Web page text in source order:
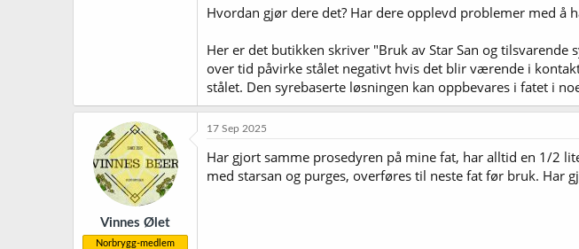
Hvordan gjør dere det? Har dere opplevd problemer med å
Her er det butikken skriver "Bruk av Star San og
over tid påvirke stålet negativt hvis det blir værende i
stålet. Den syrebaserte løsningen kan oppbevares i fatet i
Vinnes Ølet
Norbrygg-medlem
17 Sep 2025
Har gjort samme prosedyren på mine fat, har alltid en 1/2
med starsan og purges, overføres til neste fat før bruk. Har